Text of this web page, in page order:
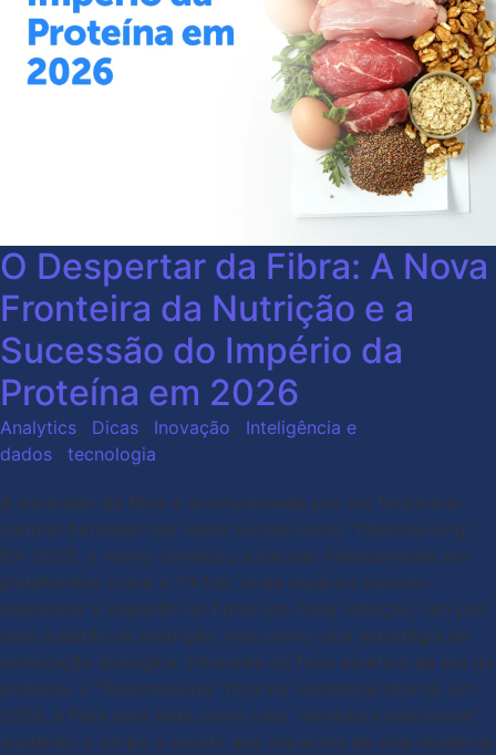
O Despertar da Fibra: A Nova
Fronteira da Nutrição e a
Sucessão do Império da
Proteína em 2026
Analytics, Dicas, Inovação, Inteligência e
dados, tecnologia
A ascensão da fibra é acompanhada por um fenômeno
cultural batizado nas redes sociais como “fibermaxxing”.
Em 2025, o termo começou a circular intensamente em
plataformas como o TikTok, onde usuários buscam
maximizar a ingestão de fibras em cada refeição, não por
uma questão de restrição, mas como uma estratégia de
otimização biológica. Diferente do foco estético da era da
proteína, o “fibermaxxing” foca na resiliência interna. Em
2026, a fibra será vista como uma “armadura nutricional”,
ajudando o corpo a resistir aos impactos da vida moderna